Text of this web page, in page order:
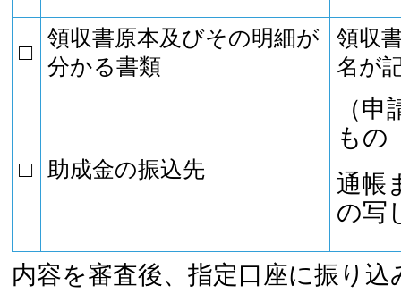
□
領収書原本及びその明細が
分かる書類
領収
名が
□ 助成金の振込先
（
もの
通帳
の写
内容を審査後、指定口座に振り込